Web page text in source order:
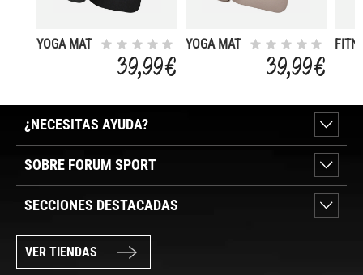
YOGA MAT
39,99 €
YOGA MAT
39,99 €
¿NECESITAS AYUDA?
SOBRE FORUM SPORT
SECCIONES DESTACADAS
VER TIENDAS